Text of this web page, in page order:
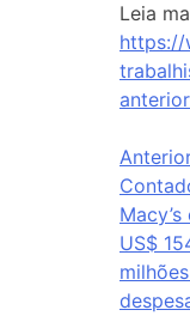
Leia
https://
US$